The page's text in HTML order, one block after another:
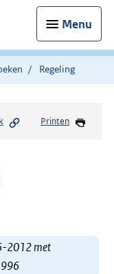
Menu
Regeling
Printen
2012 met